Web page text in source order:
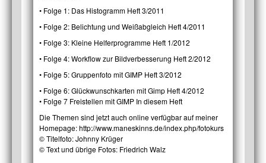
• Folge 1: Das Histogramm Heft 3/2011
• Folge 2: Belichtung und Weißabgleich Heft 4/2011
• Folge 3: Kleine Helferprogramme Heft 1/2012
• Folge 4: Workflow zur Bildverbesserung Heft 2/2012
• Folge 5: Gruppenfoto mit GIMP Heft 3/2012
• Folge 6: Glückwunschkarten mit Gimp Heft 4/2012
• Folge 7 Freistellen mit GIMP In diesem Heft
Die Themen sind jetzt auch online verfügbar auf meiner
Homepage: http://www.maneskinns.de/index.php/fotokurs
© Titelfoto: Johnny Krüger
© Text und übrige Fotos: Friedrich Walz